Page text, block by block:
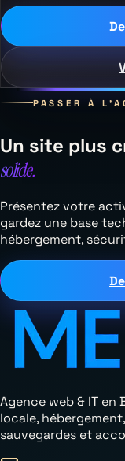
PASSER À
Un site plus
solide.
Présentez votre
gardez une base
hébergement,
Agence web & IT
locale,
sauvegardes et